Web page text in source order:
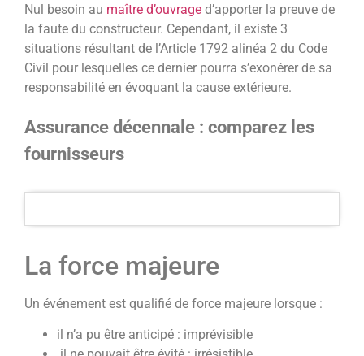
Nul besoin au maître d’ouvrage d’apporter la preuve de
la faute du constructeur. Cependant, il existe 3
situations résultant de l’Article 1792 alinéa 2 du Code
Civil pour lesquelles ce dernier pourra s’exonérer de sa
responsabilité en évoquant la cause extérieure.
Assurance décennale : comparez les
fournisseurs
La force majeure
Un événement est qualifié de force majeure lorsque :
il n’a pu être anticipé : imprévisible